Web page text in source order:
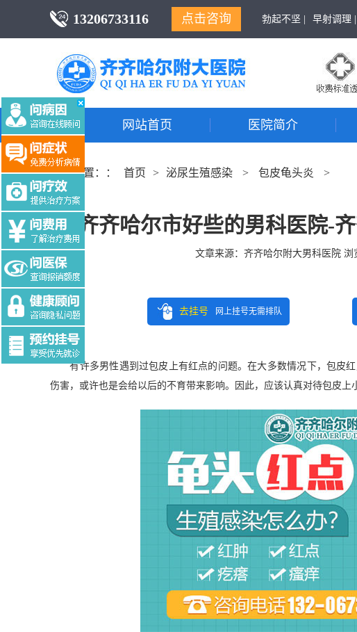
13206733116 点击咨询 勃起不坚 | 早射调理 |
网站首页 医院简介
当前位置：： 首页 > 泌尿生殖感染 > 包皮龟头炎 >
齐齐哈尔市好些的男科医院-
文章来源： 齐齐哈尔附大男科医院浏
去挂号 网上挂号无需排队
Tag:$tag
有许多男性遇到过包皮上有红点的问题。在大多数情况下，包皮红
伤害，或许也是会给以后的不育带来影响。因此，应该认真对待包皮上